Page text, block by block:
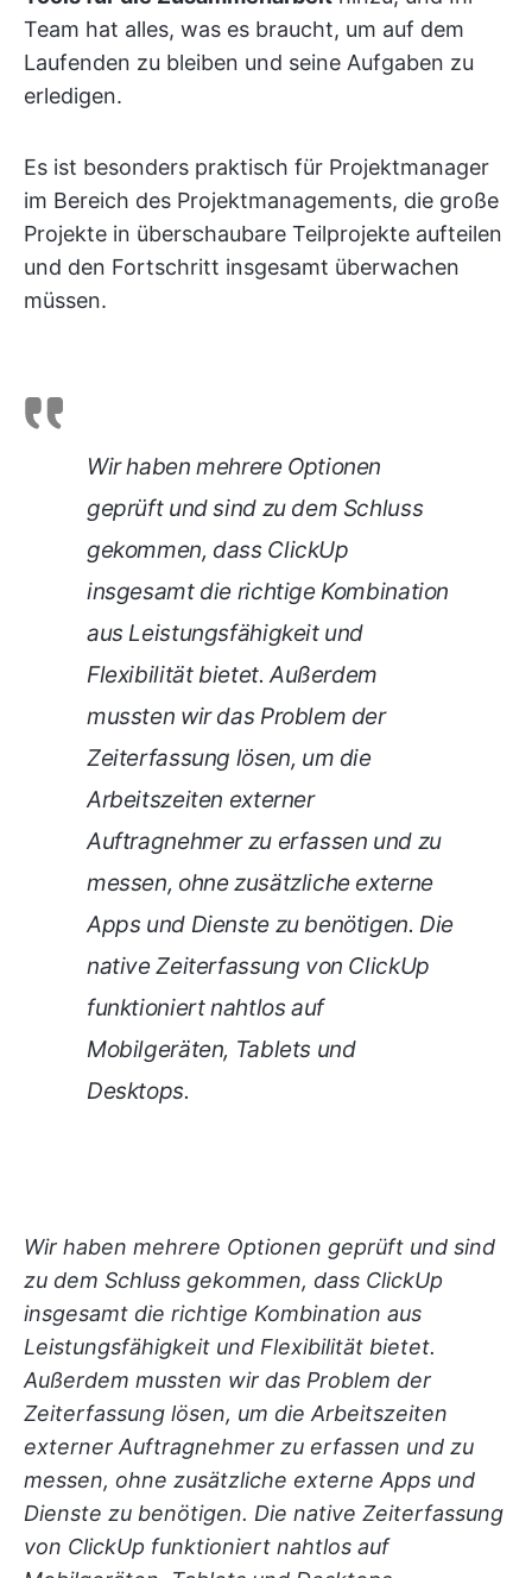
Team hat alles, was es braucht, um auf dem
Laufenden zu bleiben und seine Aufgaben zu
erledigen.
Es ist besonders praktisch für Projektmanager
im Bereich des Projektmanagements, die große
Projekte in überschaubare Teilprojekte aufteilen
und den Fortschritt insgesamt überwachen
müssen.
Wir haben mehrere Optionen
geprüft und sind zu dem Schluss
gekommen, dass ClickUp
insgesamt die richtige Kombination
aus Leistungsfähigkeit und
Flexibilität bietet. Außerdem
mussten wir das Problem der
Zeiterfassung lösen, um die
Arbeitszeiten externer
Auftragnehmer zu erfassen und zu
messen, ohne zusätzliche externe
Apps und Dienste zu benötigen. Die
native Zeiterfassung von ClickUp
funktioniert nahtlos auf
Mobilgeräten, Tablets und
Desktops.
Wir haben mehrere Optionen geprüft und sind
zu dem Schluss gekommen, dass ClickUp
insgesamt die richtige Kombination aus
Leistungsfähigkeit und Flexibilität bietet.
Außerdem mussten wir das Problem der
Zeiterfassung lösen, um die Arbeitszeiten
externer Auftragnehmer zu erfassen und zu
messen, ohne zusätzliche externe Apps und
Dienste zu benötigen. Die native Zeiterfassung
von ClickUp funktioniert nahtlos auf